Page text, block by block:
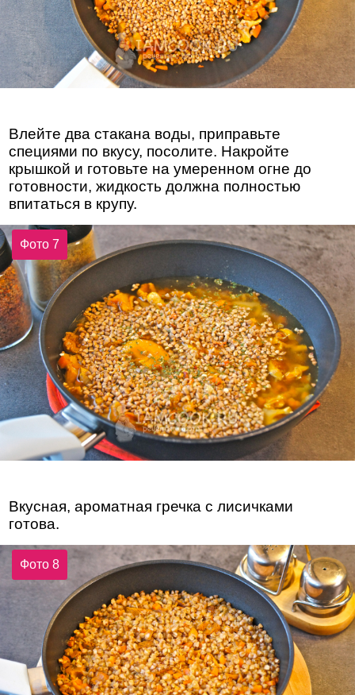
Влейте два стакана воды, приправьте
специями по вкусу, посолите. Накройте
крышкой и готовьте на умеренном огне до
готовности, жидкость должна полностью
впитаться в крупу.
Фото 7
Вкусная, ароматная гречка с лисичками
готова.
Фото 8